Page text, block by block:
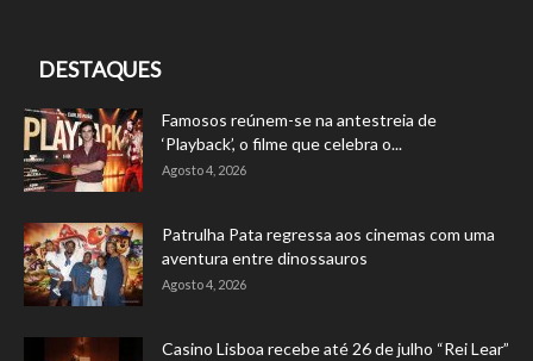
DESTAQUES
Famosos reúnem-se na antestreia de
‘Playback’, o filme que celebra o...
Agosto 4, 2026
Patrulha Pata regressa aos cinemas com uma
aventura entre dinossauros
Agosto 4, 2026
Casino Lisboa recebe até 26 de julho “Rei Lear”